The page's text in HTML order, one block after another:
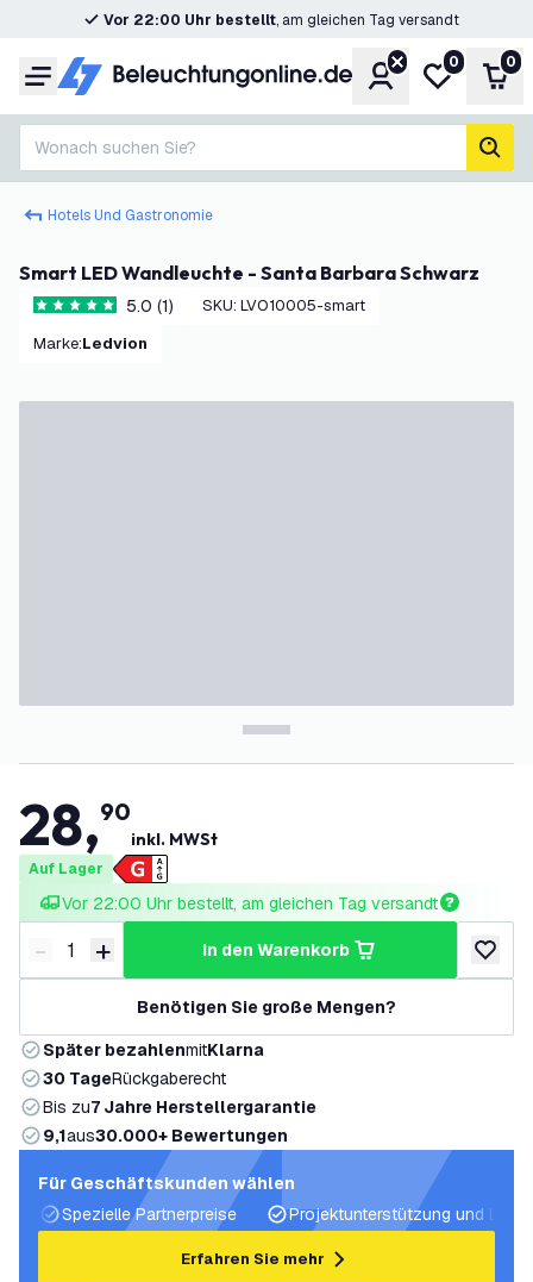
Vor 22:00 Uhr bestellt, am gleichen Tag versandt
Menü KontoMeine
0 0
Wonach suchen Sie?
Hotels Und Gastronomie
Smart LED Wandleuchte - Santa Barbara Schwarz
5 Bewertungssterne
5.0 (1) SKU: LVO10005-smart
Marke: Ledvion
28,90
inkl. MWSt
Auf Lager
Vor 22:00 Uhr bestellt, am gleichen Tag versandt
Menge verringern
- Menge erhöhen
+ in den Warenkorb
zur
Benötigen Sie große Mengen?
Später bezahlenmitKlarna
30 TageRückgaberecht
Bis zu7 Jahre Herstellergarantie
9,1aus30.000+ Bewertungen
Für Geschäftskunden wählen
Spezielle Partnerpreise
Projektunterstützung und
Erfahren Sie mehr